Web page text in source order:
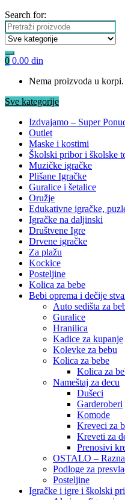
Search for:
0 0.00 din
Nema proizvoda u korpi.
Sve kategorije
Izdvajamo – Super
Outlet
Maske i kostimi
Školski pribor i školske
Muzičke igračke
Plišane Igračke
Guralice i šetalice
Oružje
Edukativne igračke,
Igračke na daljinski
Društvene Igre
Drvene igračke
Za plažu
Kockice
Posteljine
Kolica za bebe
Bebi oprema i dečije
Auto sedišta za
Guralice
Hranilica
Kadice za kupanje
Kolevke za bebu
Kolica za bebe
Kolica za
Nameštaj za decu
Dušeci
Garderoberi
Komode
Kreveci za
Kreveti za
Prenosivi
OSTALO –
Podloge za
Posteljine
Igračke i igre i školski